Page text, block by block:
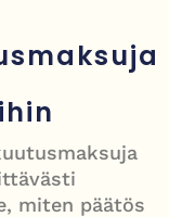
Gatwickin
Katy Perryn
sijaan
miten päätös